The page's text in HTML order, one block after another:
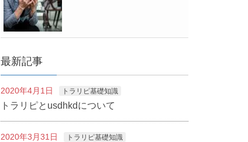
最新記事
2020年4月1日 トラリピ基礎知識
トラリピとusdhkdについて
2020年3月31日 トラリピ基礎知識